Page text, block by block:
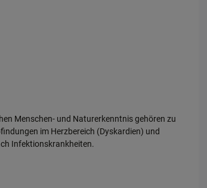
Menschen- und Naturerkenntnis gehören zu
im Herzbereich (Dyskardien) und
Infektionskrankheiten.